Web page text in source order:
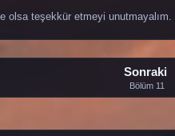
olsa teşekkür etmeyi unutmayalım.
Sonraki
Bölüm 11